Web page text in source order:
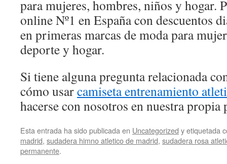
para mujeres, hombres, niños y hogar.
online Nº1 en España con descuentos
en primeras marcas de moda para
deporte y hogar.
Si tiene alguna pregunta relacionada
cómo usarcamiseta entrenamiento
hacerse con nosotros en nuestra propia
Esta entrada ha sido publicada en Uncategorized y etiquetada
madrid, sudadera himno atletico de madrid, sudadera rosa
permanente.